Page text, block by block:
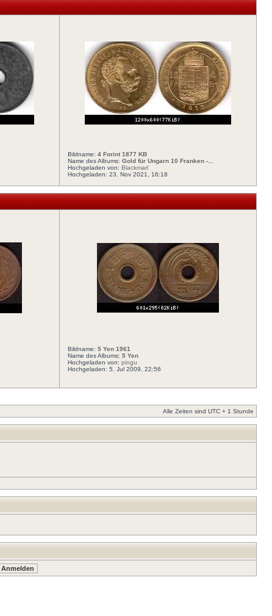
Bildname: 4 Forint 1877 KB
Name des Albums: Gold für Ungarn 10 Franken -...
Hochgeladen von: Blackmarl
Hochgeladen: 23. Nov 2021, 16:18
Bildname: 5 Yen 1961
Name des Albums: 5 Yen
Hochgeladen von: pingu
Hochgeladen: 5. Jul 2009, 22:56
Alle Zeiten sind UTC + 1 Stunde